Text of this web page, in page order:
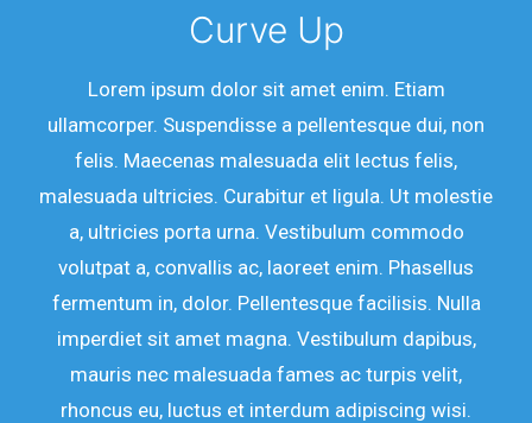
Curve Up
Lorem ipsum dolor sit amet enim. Etiam
ullamcorper. Suspendisse a pellentesque dui, non
felis. Maecenas malesuada elit lectus felis,
malesuada ultricies. Curabitur et ligula. Ut molestie
a, ultricies porta urna. Vestibulum commodo
volutpat a, convallis ac, laoreet enim. Phasellus
fermentum in, dolor. Pellentesque facilisis. Nulla
imperdiet sit amet magna. Vestibulum dapibus,
mauris nec malesuada fames ac turpis velit,
rhoncus eu, luctus et interdum adipiscing wisi.